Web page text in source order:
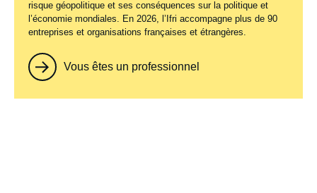
risque géopolitique et ses conséquences sur la politique et
l’économie mondiales. En 2026, l’Ifri accompagne plus de 90
entreprises et organisations françaises et étrangères.
Vous êtes un professionnel